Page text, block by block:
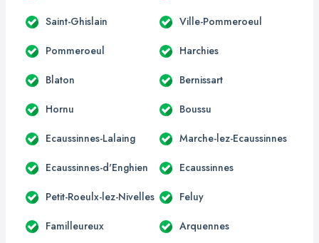
Saint-Ghislain Ville-Pommeroeul
Pommeroeul Harchies
Blaton Bernissart
Hornu Boussu
Ecaussinnes-Lalaing Marche-lez-Ecaussinnes
Ecaussinnes-d'Enghien Ecaussinnes
Petit-Roeulx-lez-Nivelles Feluy
Familleureux Arquennes